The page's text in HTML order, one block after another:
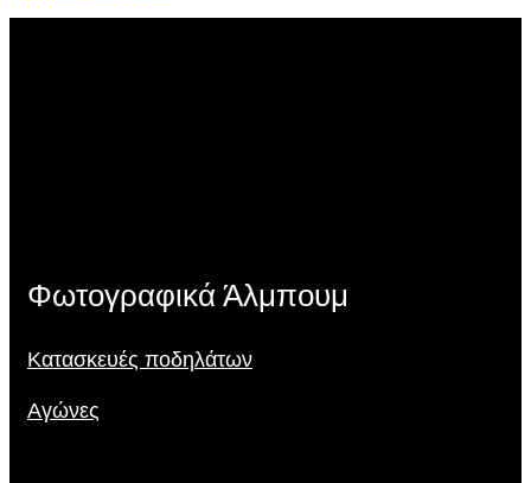
Φωτογραφικά Άλμπουμ
Κατασκευές ποδηλάτων
Αγώνες